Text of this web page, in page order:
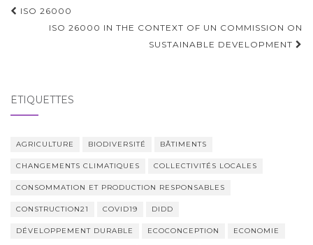
Navigation
d'article
ISO 26000
ISO 26000 IN THE CONTEXT OF UN COMMISSION ON
SUSTAINABLE DEVELOPMENT
ÉTIQUETTES
AGRICULTURE BIODIVERSITÉ BÂTIMENTS
CHANGEMENTS CLIMATIQUES COLLECTIVITÉS LOCALES
CONSOMMATION ET PRODUCTION RESPONSABLES
CONSTRUCTION21 COVID19 DIDD
DÉVELOPPEMENT DURABLE ECOCONCEPTION ECONOMIE